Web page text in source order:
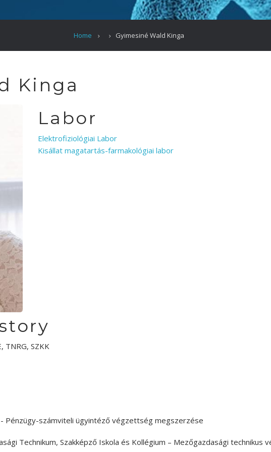
Home Gyimesiné Wald Kinga
Kinga
Labor
Elektrofiziológiai Labor
Kisállat magatartás-farmakológiai labor
TNRG, SZKK
Pénzügy-számviteli ügyintéző végzettség megszerzése
Technikum, Szakképző Iskola és Kollégium – Mezőgazdasági technikus